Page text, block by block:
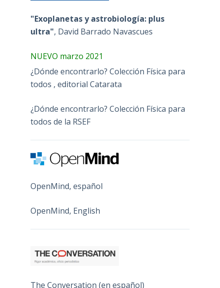
"Exoplanetas y astrobiología: plus
ultra", David Barrado Navascues
NUEVO marzo 2021
¿Dónde encontrarlo? Colección Física para
todos , editorial Catarata
¿Dónde encontrarlo? Colección Física para
todos de la RSEF
OpenMind, español
OpenMind, English
The Conversation (en español)